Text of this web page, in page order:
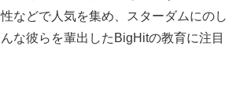
などで人気を集め、スターダムにのし
んな彼らを輩出したBigHitの教育に注目